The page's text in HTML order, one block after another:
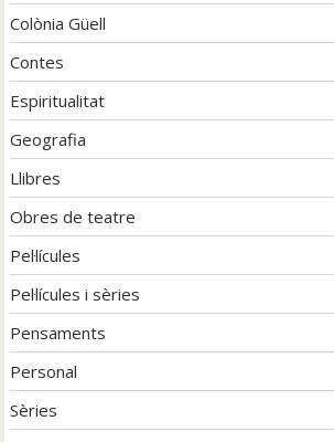
Colònia Güell
Contes
Espiritualitat
Geografia
Llibres
Obres de teatre
Pel·lícules
Pel·lícules i sèries
Pensaments
Personal
Sèries